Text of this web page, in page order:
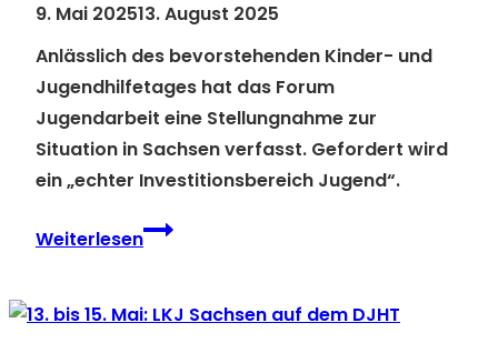
9. Mai 202513. August 2025
Anlässlich des bevorstehenden Kinder- und
Jugendhilfetages hat das Forum
Jugendarbeit eine Stellungnahme zur
Situation in Sachsen verfasst. Gefordert wird
ein „echter Investitionsbereich Jugend“.
WeiterlesenGerade
um